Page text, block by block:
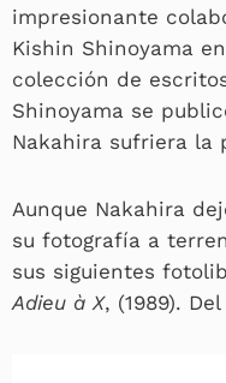
impresionante
Kishin Shinoyama
colección de
Shinoyama se
Nakahira sufriera la
Aunque Nakahira
su fotografía a
sus siguientes
Adieu à X, (1989).